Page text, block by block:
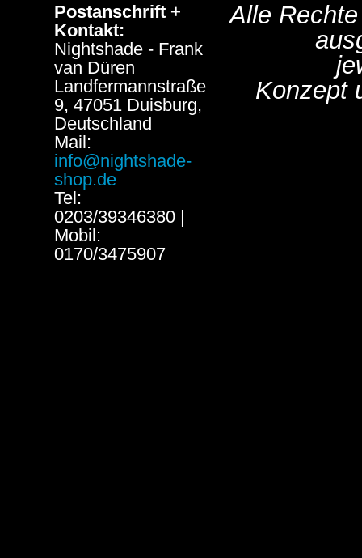
Postanschrift +
Kontakt:
Nightshade - Frank
van Düren
Landfermannstraße
9, 47051 Duisburg,
Deutschland
Mail:
info@nightshade-
shop.de
Tel:
0203/39346380 |
Mobil:
0170/3475907
Alle
Konzept